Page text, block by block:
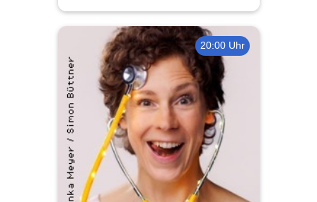
20:00 Uhr